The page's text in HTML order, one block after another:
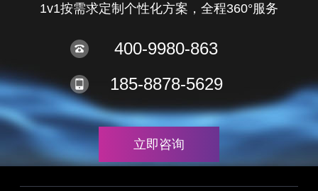
1v1按需求定制个性化方案，全程360°服务
400-9980-863
185-8878-5629
立即咨询